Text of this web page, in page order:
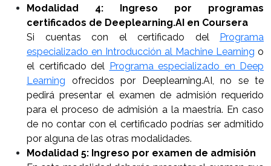
Modalidad 4: Ingreso por programas
certificados de Deeplearning.AI en Coursera
Si cuentas con el certificado del Programa
especializado en Introducción al Machine Learning o
el certificado del Programa especializado en Deep
Learning ofrecidos por Deeplearning.AI, no se te
pedirá presentar el examen de admisión requerido
para el proceso de admisión a la maestría. En caso
de no contar con el certificado podrías ser admitido
por alguna de las otras modalidades.
Modalidad 5: Ingreso por examen de admisión